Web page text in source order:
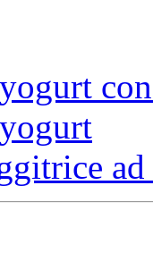
ad